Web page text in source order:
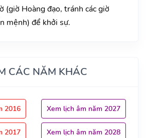
(giờ Hoàng đạo, tránh các giờ
mệnh) để khởi sự.
CÁC NĂM KHÁC
2016
2017
Xem lịch âm năm 2027
Xem lịch âm năm 2028